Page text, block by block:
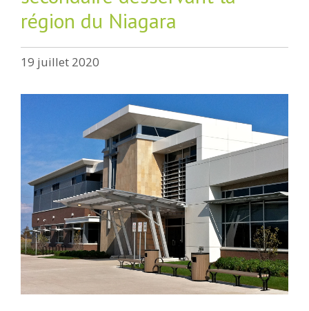
région du Niagara
19 juillet 2020